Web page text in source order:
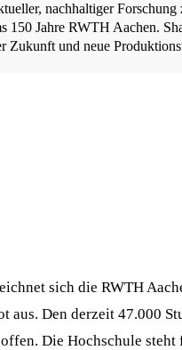
nachhaltiger
150 Jahre RWTH Aachen.
Zukunft und neue
sich die RWTH
aus. Den derzeit 47.000
Die Hochschule